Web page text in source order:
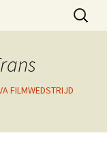
Ede
Zoeken
naar:
FILMWEDSTRIJD